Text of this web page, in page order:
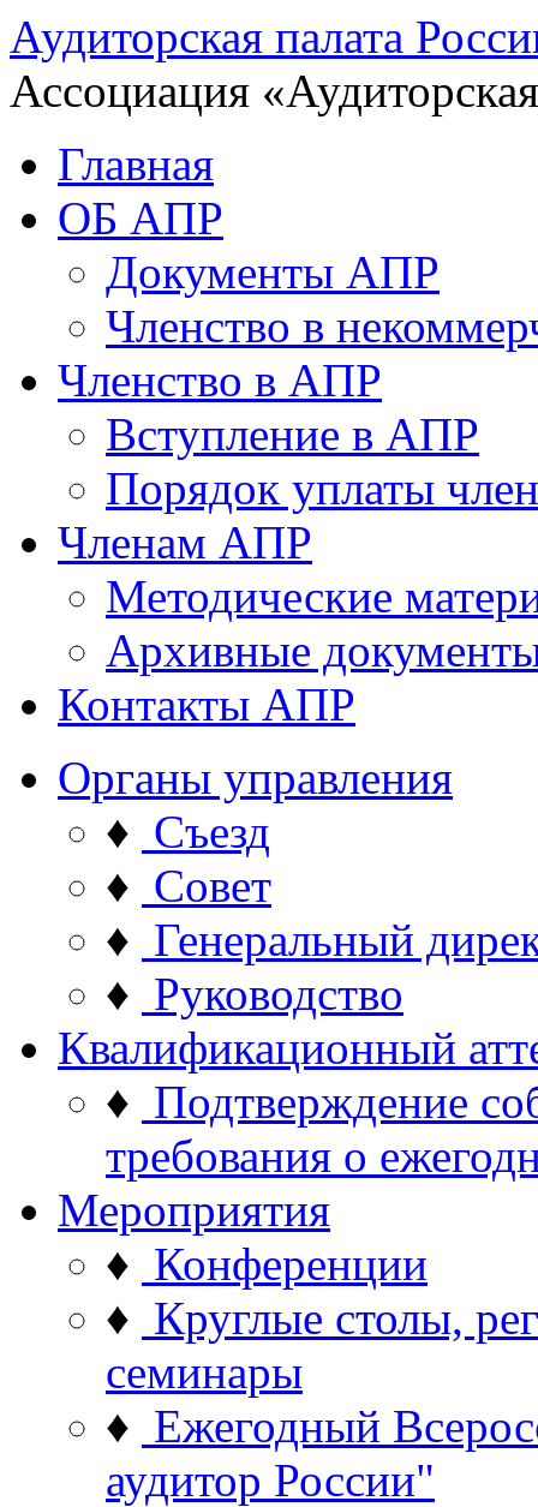
Аудиторская палата
Ассоциация
Главная
ОБ АПР
Документы АПР
Членство в
Членство в АПР
Вступление в АПР
Порядок уплаты
Членам АПР
Методические
Архивные
Контакты АПР
Органы управления
♦ Съезд
♦ Совет
♦ Генеральный
♦ Руководство
Квалификационный
♦ Подтверждение
требования о
Мероприятия
♦ Конференции
♦ Круглые столы,
семинары
♦ Ежегодный
аудитор России"